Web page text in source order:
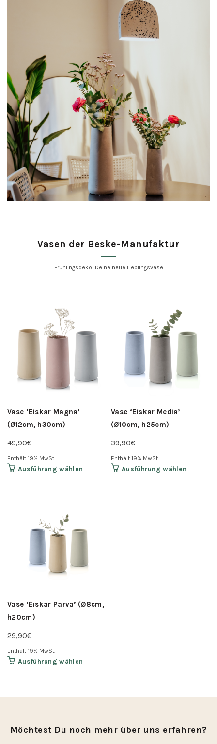
Vasen der Beske-Manufaktur
Frühlingsdeko: Deine neue Lieblingsvase
Vase ‘Eiskar Magna’
(Ø12cm, h30cm)
49,90€
Enthält 19% MwSt.
Ausführung wählen
auf.
Die
Optionen
können
gewählt
Vase ‘Eiskar Media’
(Ø10cm, h25cm)
39,90€
Enthält 19% MwSt.
Ausführung wählen
Vase ‘Eiskar Parva’ (Ø8cm,
h20cm)
29,90€
Enthält 19% MwSt.
Ausführung wählen
mehrere
Die
Möchtest Du noch mehr über uns erfahren?